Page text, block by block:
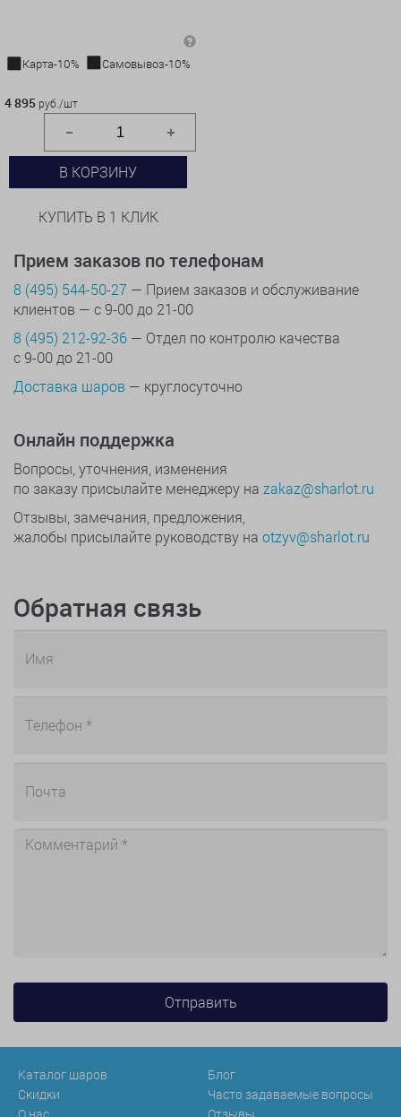
Карта-10%
Самовывоз-10%
4 895 руб./шт
В КОРЗИНУ
КУПИТЬ В 1 КЛИК
Прием заказов по телефонам
8 (495) 544-50-27 — Прием заказов и обслуживание
клиентов — с 9-00 до 21-00
8 (495) 212-92-36 — Отдел по контролю качества
с 9-00 до 21-00
Доставка шаров — круглосуточно
Онлайн поддержка
Вопросы, уточнения, изменения
по заказу присылайте менеджеру на zakaz@sharlot.ru
Отзывы, замечания, предложения,
жалобы присылайте руководству на otzyv@sharlot.ru
Обратная связь
Каталог шаров
Скидки
Блог
Часто задаваемые вопросы